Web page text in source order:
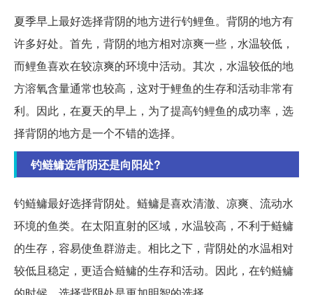
夏季早上最好选择背阴的地方进行钓鲤鱼。背阴的地方有
许多好处。首先，背阴的地方相对凉爽一些，水温较低，
而鲤鱼喜欢在较凉爽的环境中活动。其次，水温较低的地
方溶氧含量通常也较高，这对于鲤鱼的生存和活动非常有
利。因此，在夏天的早上，为了提高钓鲤鱼的成功率，选
择背阴的地方是一个不错的选择。
钓鲢鳙选背阴还是向阳处?
钓鲢鳙最好选择背阴处。鲢鳙是喜欢清澈、凉爽、流动水
环境的鱼类。在太阳直射的区域，水温较高，不利于鲢鳙
的生存，容易使鱼群游走。相比之下，背阴处的水温相对
较低且稳定，更适合鲢鳙的生存和活动。因此，在钓鲢鳙